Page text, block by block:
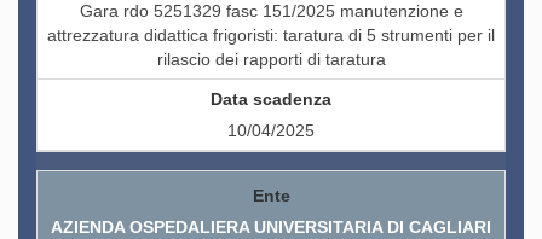
Gara rdo 5251329 fasc 151/2025 manutenzione e
attrezzatura didattica frigoristi: taratura di 5 strumenti per il
rilascio dei rapporti di taratura
10/04/2025
AZIENDA OSPEDALIERA UNIVERSITARIA DI CAGLIARI